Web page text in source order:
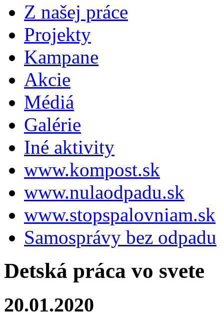
Z našej práce
Projekty
Kampane
Akcie
Médiá
Galérie
Iné aktivity
www.kompost.sk
www.nulaodpadu.sk
www.stopspalovniam.sk
Samosprávy bez odpadu
Detská práca vo svete
20.01.2020